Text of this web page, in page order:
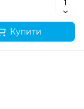
Купити